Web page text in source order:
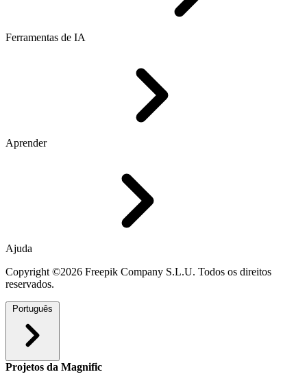
Ferramentas de IA
Aprender
Ajuda
Copyright ©2026 Freepik Company S.L.U. Todos os direitos
reservados.
Português
Projetos da Magnific